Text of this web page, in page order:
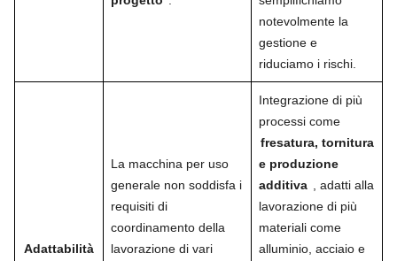
notevolmente la
gestione e
riduciamo i rischi.
Adattabilità
La macchina per uso
generale non soddisfa i
requisiti di
coordinamento della
lavorazione di vari
Integrazione di più
processi come
fresatura, tornitura
e produzione
additiva
, adatti alla
lavorazione di più
materiali come
alluminio, acciaio e